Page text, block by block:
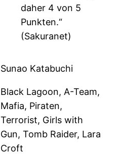
daher 4 von 5
Punkten.“
(Sakuranet)
Sunao Katabuchi
Black Lagoon, A-Team,
Mafia, Piraten,
Terrorist, Girls with
Gun, Tomb Raider, Lara
Croft